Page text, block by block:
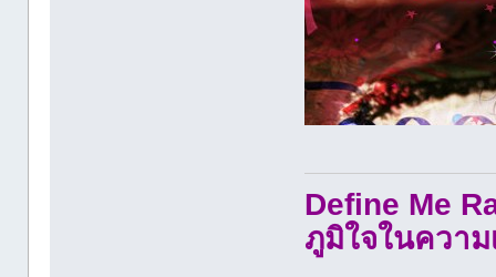
Define Me
ภูมิใจในความ